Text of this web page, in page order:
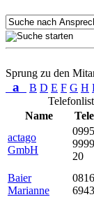
Sprung zu den
a B D E F G H
Name
actago
GmbH
20
Baier
Marianne